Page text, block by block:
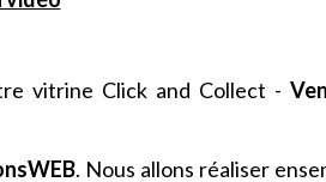
vitrine Click and Collect -
. Nous allons réaliser